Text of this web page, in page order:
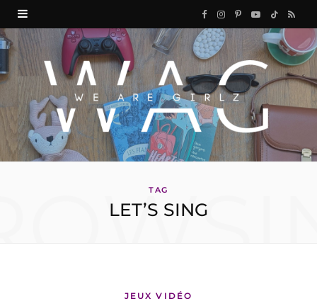
F
a
c
e
b
o
k
I
n
s
a
P
n
e
Y
o
u
u
T
i
k
R
S
TAG
LET’S SING
JEUX VIDÉO